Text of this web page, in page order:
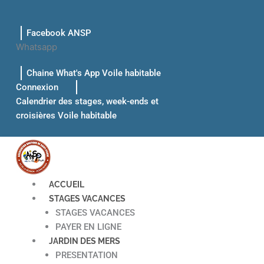
contenuFacebook ANSP
Whatsapp
Chaine What's App Voile habitable
Connexion
Calendrier des stages, week-ends et
croisières Voile habitable
ACCUEIL
STAGES VACANCES
STAGES VACANCES
PAYER EN LIGNE
JARDIN DES MERS
PRESENTATION